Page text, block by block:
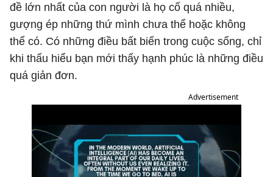
đề lớn nhất của con người là họ cố quá nhiều,
gượng ép những thứ mình chưa thể hoặc không
thể có. Có những điều bất biến trong cuộc sống, chỉ
khi thấu hiểu bạn mới thấy hạnh phúc là những điều
quá giản đơn.
Advertisement